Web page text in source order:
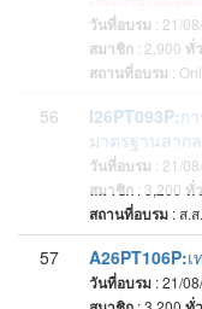
วันที่อบรม : 21/
สมาชิก : 2,900 ทั่
สถานที่อบรม :
56 I26PT093P:ก
มาตรฐานสาก
วันที่อบรม : 21/
สมาชิก : 3,200 ทั่
สถานที่อบรม : ส.
57 A26PT106P:
วันที่อบรม : 21/